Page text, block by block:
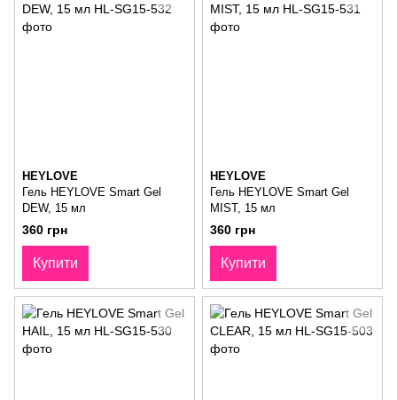
HEYLOVE
Гель HEYLOVE Smart Gel
DEW, 15 мл
360 грн
Купити
HEYLOVE
Гель HEYLOVE Smart Gel
MIST, 15 мл
360 грн
Купити